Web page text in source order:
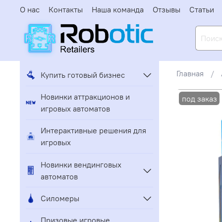
О нас Контакты Наша команда Отзывы Статьи
Главная
Купить готовый бизнес
Новинки аттракционов и
игровых автоматов
Интерактивные решения для
игровых
Новинки вендинговых
автоматов
Силомеры